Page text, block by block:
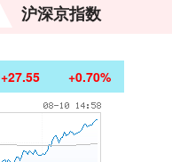
沪深京指数
+27.55 +0.70%